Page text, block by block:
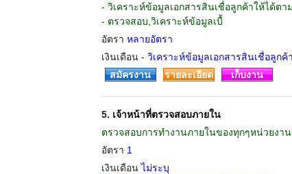
- วิเคราะห์ข้อมูลเอกสารสินเชื่อลูกค้าให้ได้ต
- ตรวจสอบ,วิเคราะห์ข้อมูลเบื้
อัตรา หลายอัตรา
เงินเดือน - วิเคราะห์ข้อมูลเอกสารสินเชื่อลูก
สมัครงาน รายละเอียด เก็บงาน
5. เจ้าหน้าที่ตรวจสอบภายใน
ตรวจสอบการทำงานภายในของทุกๆหน่วยงา
อัตรา 1
เงินเดือนไม่ระบุ